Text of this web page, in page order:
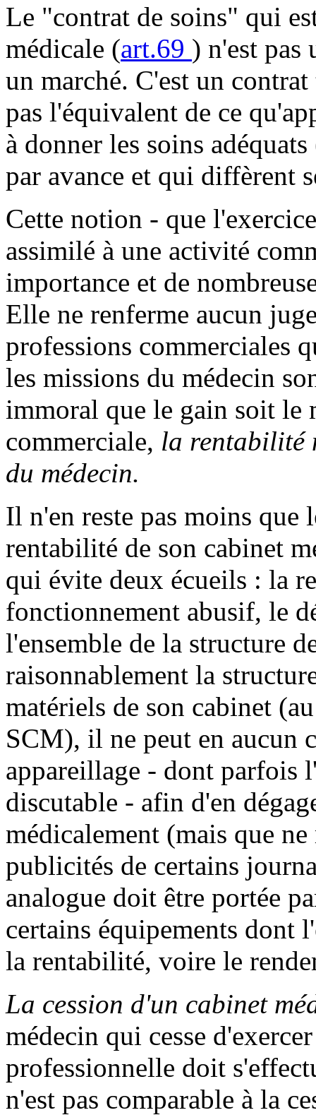
Le "contrat de soins" qui
médicale (art.69 ) n'est pas
un marché. C'est un
pas l'équivalent de ce
à donner les soins adéquats
par avance et qui diffèrent
Cette notion - que
assimilé à une activité
importance et de
Elle ne renferme aucun
professions commerciales
les missions du médecin
immoral que le gain soit le
commerciale, la rentabilité
du médecin.
Il n'en reste pas moins
rentabilité de son cabinet
qui évite deux écueils : la
fonctionnement abusif, le
l'ensemble de la structure
raisonnablement la
matériels de son cabinet
SCM), il ne peut en aucun
appareillage - dont parfois
discutable - afin d'en
médicalement (mais que
publicités de certains
analogue doit être portée
certains équipements dont
la rentabilité, voire le
La cession d'un cabinet
médecin qui cesse
professionnelle doit
n'est pas comparable à la